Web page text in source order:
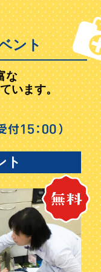
ント
な
います。
ト